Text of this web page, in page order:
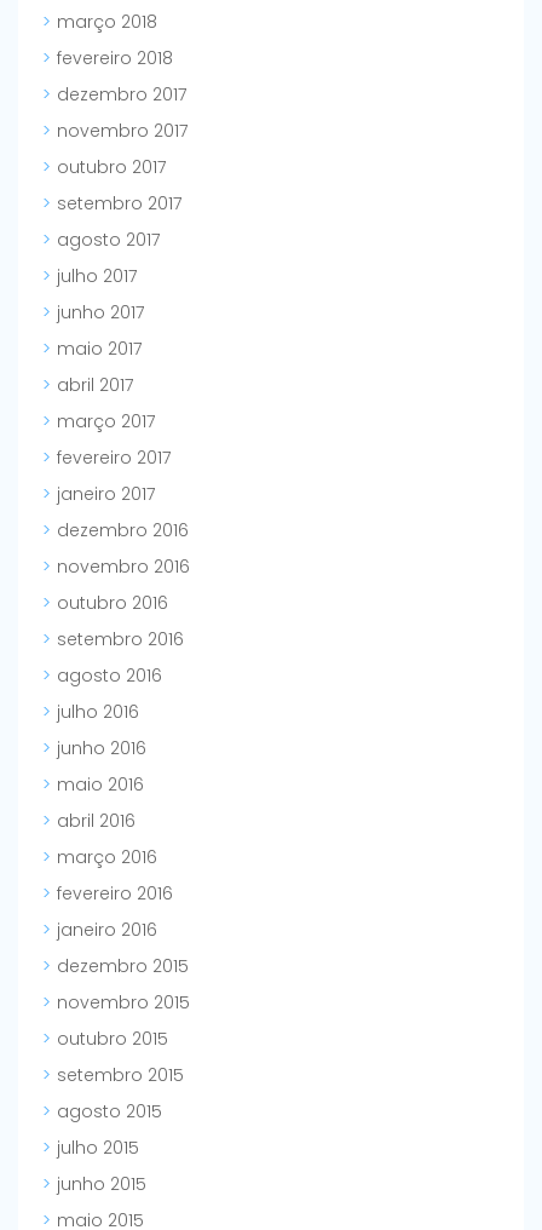
março 2018
fevereiro 2018
dezembro 2017
novembro 2017
outubro 2017
setembro 2017
agosto 2017
julho 2017
junho 2017
maio 2017
abril 2017
março 2017
fevereiro 2017
janeiro 2017
dezembro 2016
novembro 2016
outubro 2016
setembro 2016
agosto 2016
julho 2016
junho 2016
maio 2016
abril 2016
março 2016
fevereiro 2016
janeiro 2016
dezembro 2015
novembro 2015
outubro 2015
setembro 2015
agosto 2015
julho 2015
junho 2015
maio 2015